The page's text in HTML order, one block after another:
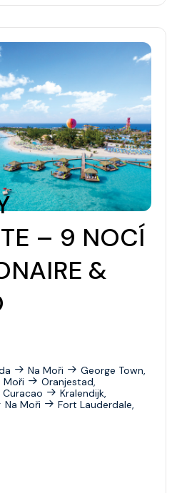
– 9 NOCÍ
&
Na Moři
George Town,
Moři
Oranjestad,
Kralendijk,
Na Moři
Fort Lauderdale,